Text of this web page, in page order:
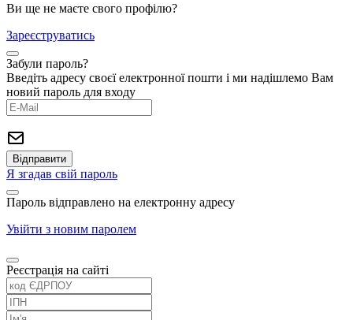
Ви ще не маєте свого профілю?
Зареєструватись
Забули пароль?
Введіть адресу своєї електронної пошти і ми надішлемо Вам
новий пароль для входу
Я згадав свій пароль
Пароль відправлено на електронну адресу
Увійти з новим паролем
Реєстрація на сайті